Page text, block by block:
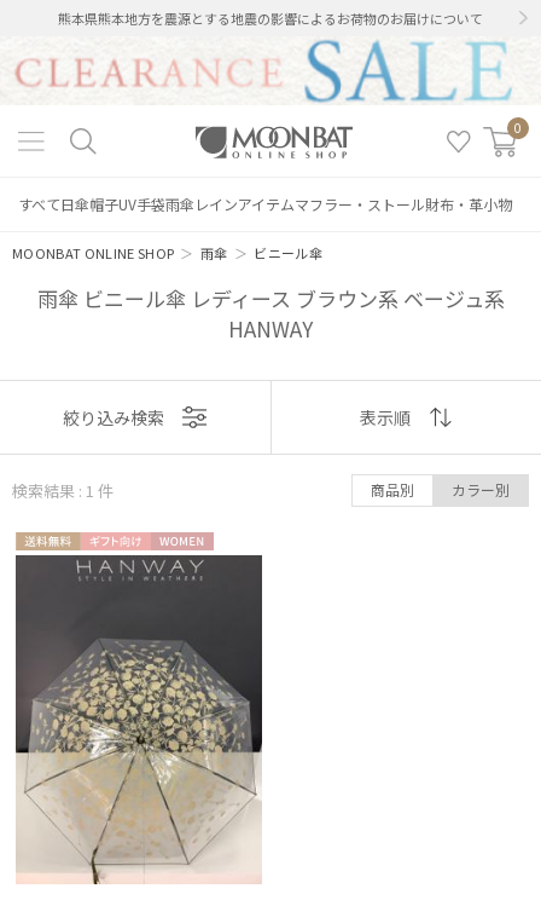
熊本県熊本地方を震源とする地震の影響によるお荷物のお届けについて
0
すべて日傘帽子UV手袋雨傘 レインアイテムマフラー・ストール財布・革小物
MOONBAT ONLINE SHOP ＞雨傘 ＞ ビニール傘
雨傘 ビニール傘 レディース ブラウン系 ベージュ系
HANWAY
レディース
ブランド
DAKS
ダックス
estaa
エスタ
表示
おすすめ
新着
価格の低い
順
人気順
売上点数順
お気に入り
順
絞り込み検索 表示順
検索結果 : 1 件 商品別 カラー別
送料無 ギフト
向け
WOME
N